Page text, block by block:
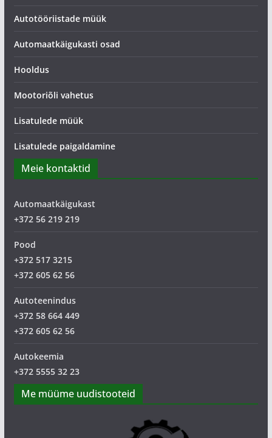
Autotööriistade müük
Automaatkäigukasti osad
Hooldus
Mootoriõli vahetus
Lisatulede müük
Lisatulede paigaldamine
Meie kontaktid
Automaatkäigukast
+372 56 219 219
Pood
+372 517 3215
+372 605 62 56
Autoteenindus
+372 58 664 449
+372 605 62 56
Autokeemia
+372 5555 32 23
Me müüme uudistooteid